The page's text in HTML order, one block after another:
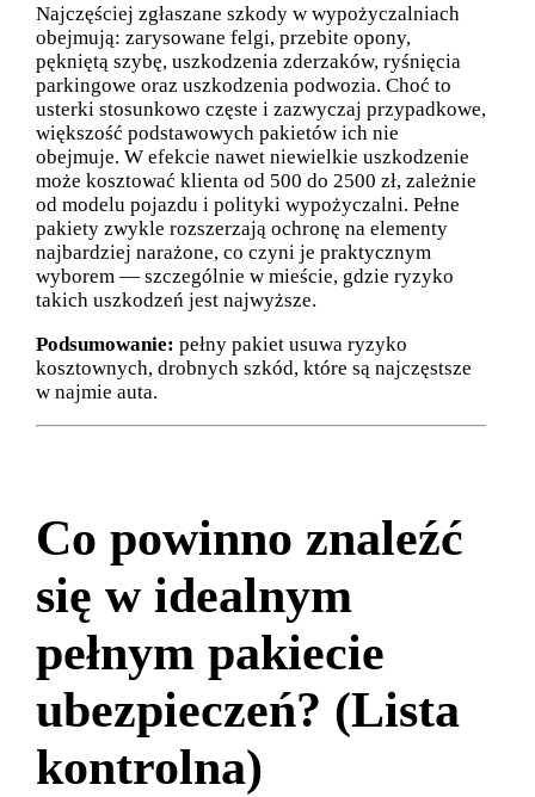
Najczęściej zgłaszane szkody w wypożyczalniach
obejmują: zarysowane felgi, przebite opony,
pękniętą szybę, uszkodzenia zderzaków, ryśnięcia
parkingowe oraz uszkodzenia podwozia. Choć to
usterki stosunkowo częste i zazwyczaj przypadkowe,
większość podstawowych pakietów ich nie
obejmuje. W efekcie nawet niewielkie uszkodzenie
może kosztować klienta od 500 do 2500 zł, zależnie
od modelu pojazdu i polityki wypożyczalni. Pełne
pakiety zwykle rozszerzają ochronę na elementy
najbardziej narażone, co czyni je praktycznym
wyborem — szczególnie w mieście, gdzie ryzyko
takich uszkodzeń jest najwyższe.
Podsumowanie: pełny pakiet usuwa ryzyko
kosztownych, drobnych szkód, które są najczęstsze
w najmie auta.
Co powinno znaleźć
się w idealnym
pełnym pakiecie
ubezpieczeń? (Lista
kontrolna)